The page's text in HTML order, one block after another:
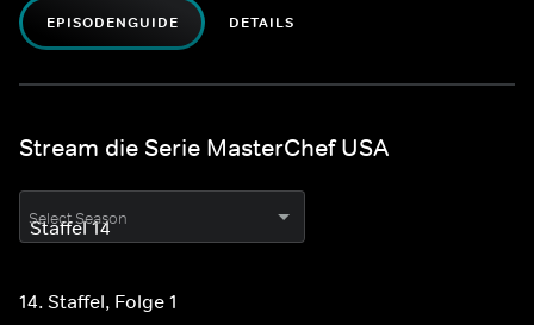
EPISODENGUIDE DETAILS
Stream die Serie MasterChef USA
Select Season
14. Staffel, Folge 1